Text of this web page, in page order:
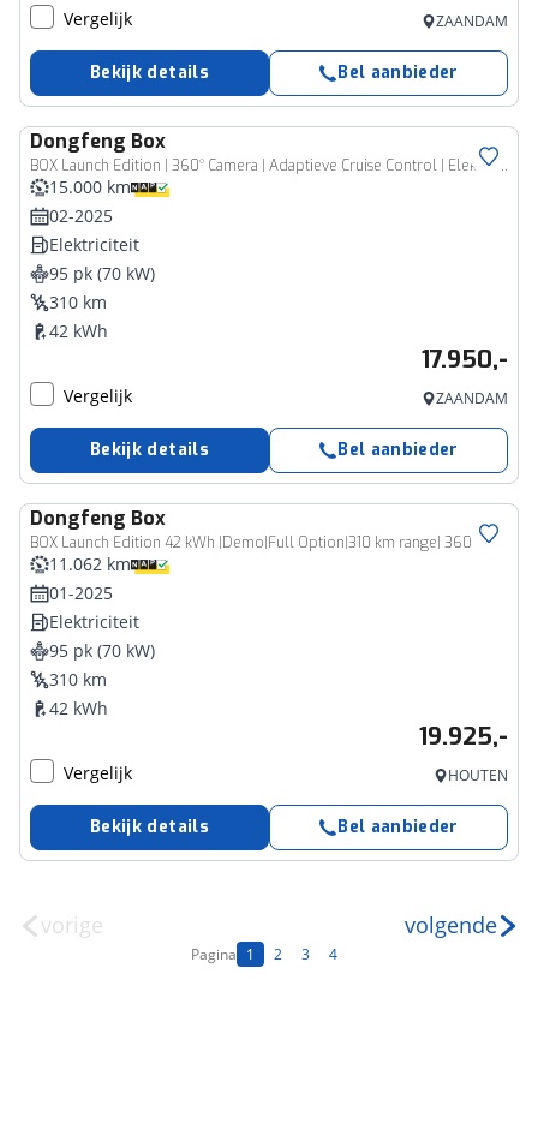
Vergelijk ZAANDAM
Bekijk details Bel aanbieder
Dongfeng Box
BOX Launch Edition | 360° Camera | Adaptieve Cruise Control | Elektrisch Verstelbare Bestuurdersstoel + Geheugen | Stoelverwarming Bestuurder | Stoelventilatie Bestuurder | Apple Carplay | Android Auto | Sfeerverlichting | Elektrisch Inklapbare Buitenspiegels
15.000 km
02-2025
Elektriciteit
95 pk (70 kW)
310 km
42 kWh
17.950,-
Vergelijk ZAANDAM
Bekijk details Bel aanbieder
Dongfeng Box
BOX Launch Edition 42 kWh |Demo|Full Option|310 km range| 360 camera| Stoelkoeling & verwarming|
11.062 km
01-2025
Elektriciteit
95 pk (70 kW)
310 km
42 kWh
19.925,-
Vergelijk HOUTEN
Bekijk details Bel aanbieder
vorige
Pagina 1 2 3 4
volgende